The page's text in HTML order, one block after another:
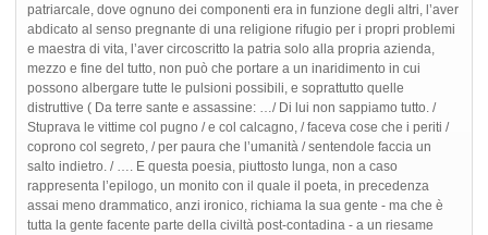
patriarcale, dove ognuno dei componenti era in funzione degli altri, l’aver
abdicato al senso pregnante di una religione rifugio per i propri problemi
e maestra di vita, l’aver circoscritto la patria solo alla propria azienda,
mezzo e fine del tutto, non può che portare a un inaridimento in cui
possono albergare tutte le pulsioni possibili, e soprattutto quelle
distruttive ( Da terre sante e assassine: …/ Di lui non sappiamo tutto. /
Stuprava le vittime col pugno / e col calcagno, / faceva cose che i periti /
coprono col segreto, / per paura che l’umanità / sentendole faccia un
salto indietro. / …. E questa poesia, piuttosto lunga, non a caso
rappresenta l’epilogo, un monito con il quale il poeta, in precedenza
assai meno drammatico, anzi ironico, richiama la sua gente - ma che è
tutta la gente facente parte della civiltà post-contadina - a un riesame